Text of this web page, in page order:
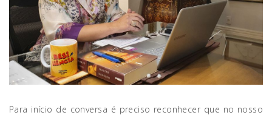
Para início de conversa é preciso reconhecer que no nosso